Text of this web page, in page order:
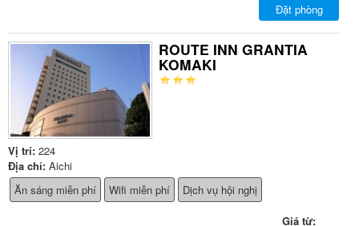
Đặt phòng
ROUTE INN GRANTIA
KOMAKI
Vị trí: 224
Địa chỉ: Aichi
Ăn sáng miễn phí
Wifi miễn phí Dịch vụ hội nghị
Giá từ: